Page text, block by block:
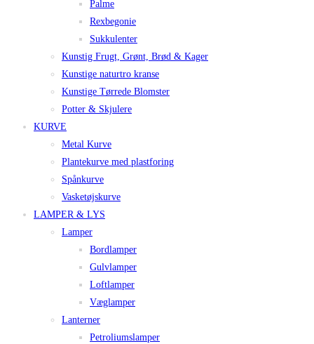
Palme
Rexbegonie
Sukkulenter
Kunstig Frugt, Grønt, Brød & Kager
Kunstige naturtro kranse
Kunstige Tørrede Blomster
Potter & Skjulere
KURVE
Metal Kurve
Plantekurve med plastforing
Spånkurve
Vasketøjskurve
LAMPER & LYS
Lamper
Bordlamper
Gulvlamper
Loftlamper
Væglamper
Lanterner
Petroliumslamper